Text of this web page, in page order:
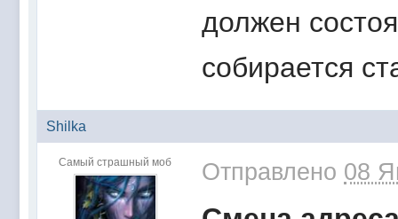
должен
собирается
Shilka
Самый страшный моб Отправлено 08